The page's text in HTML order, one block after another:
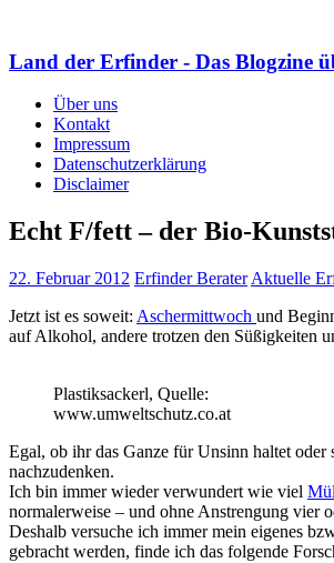
Land der Erfinder - Das Blogzine
Über uns
Kontakt
Impressum
Datenschutzerklärung
Disclaimer
Echt F/fett – der Bio-
22. Februar 2012 Erfinder Berater Aktuelle
Jetzt ist es soweit: Aschermittwoch und
auf Alkohol, andere trotzen den Süßigkeiten
Plastiksackerl, Quelle:
www.umweltschutz.co.at
Egal, ob ihr das Ganze für Unsinn haltet oder
nachzudenken.
Ich bin immer wieder verwundert wie viel
normalerweise – und ohne Anstrengung vier
Deshalb versuche ich immer mein eigenes
gebracht werden, finde ich das folgende